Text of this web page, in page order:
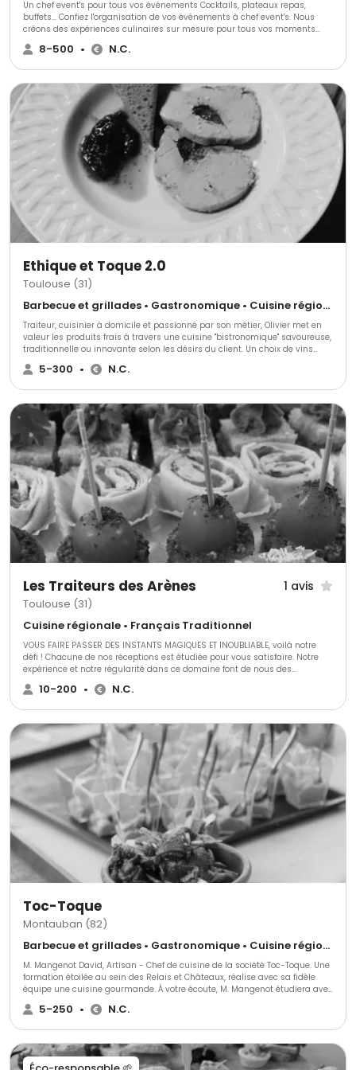
Un chef event's pour tous vos événements Cocktails, plateaux repas,
buffets... Confiez l'organisation de vos événements à chef event's. Nous
créons des expériences culinaires sur mesure pour tous vos moments
spéciaux, en entreprise comme à la maison.
8-500 • N.C.
Ethique et Toque 2.0
Toulouse (31)
Barbecue et grillades • Gastronomique • Cuisine régionale
Traiteur, cuisinier à domicile et passionné par son métier, Olivier met en
valeur les produits frais à travers une cuisine "bistronomique" savoureuse,
traditionnelle ou innovante selon les désirs du client. Un choix de vins
locaux rigoureusement sélectionnés peut compléter votre repas. Ethique &
Toque est votre partenaire privilégié si vous souhaitez une cuisine et un
qualité.
5-300 • N.C.
Les Traiteurs des Arènes 1 avis
Toulouse (31)
Cuisine régionale • Français Traditionnel
VOUS FAIRE PASSER DES INSTANTS MAGIQUES ET INOUBLIABLE, voilà notre
défi ! Chacune de nos réceptions est étudiée pour vous satisfaire. Notre
expérience et notre régularité dans ce domaine font de nous des
professionnels reconnu. Nous tenons à rester à votre écoute, notre
disponibilité est indispensable à la réalisation d une réception réussie.
une signature.
10-200 • N.C.
Toc-Toque
Montauban (82)
Barbecue et grillades • Gastronomique • Cuisine régionale
M. Mangenot David, Artisan - Chef de cuisine de la société Toc-Toque. Une
formation étoilée au sein des Relais et Châteaux, réalise avec sa fidèle
équipe une cuisine gourmande. À votre écoute, M. Mangenot étudiera avec
vous votre devis afin qu’il corresponde à vos attentes et vous proposera
des suggestions. Vous recevrez un devis où apparaîtra clairement tous
répondrons à vos souhaits pour que cette journée soit inoubliable.
5-250 • N.C.